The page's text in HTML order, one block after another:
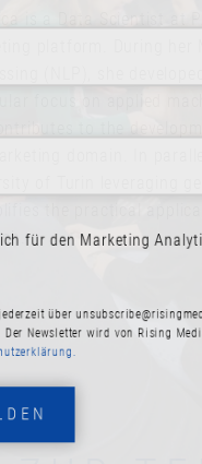
is a Data Scientist at
platform. During
(NLP), she
focus on applied
to the
domain. In
of Turin leveraging
the practical
für den Marketing
über
Newsletter wird von Rising